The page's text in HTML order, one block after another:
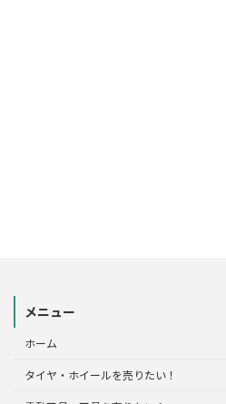
メニュー
ホーム
タイヤ・ホイールを売りたい！